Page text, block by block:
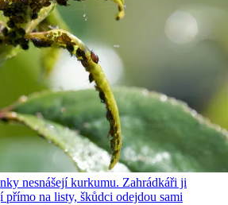
nesnášejí kurkumu. Zahrádkáři ji
přímo na listy, škůdci odejdou sami